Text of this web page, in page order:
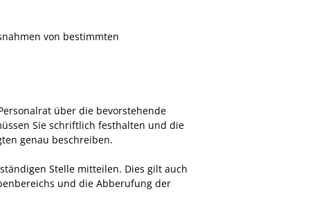
von bestimmten
über die bevorstehende
Sie schriftlich festhalten und die
genau beschreiben.
Stelle mitteilen. Dies gilt auch
und die Abberufung der